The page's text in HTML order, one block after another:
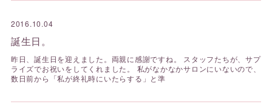
2016.10.04
誕生日。
昨日、誕生日を迎えました。両親に感謝ですね。 スタッフたちが、サプ
ライズでお祝いをしてくれました。 私がなかなかサロンにいないので、
数日前から「私が終礼時にいたらする」と準